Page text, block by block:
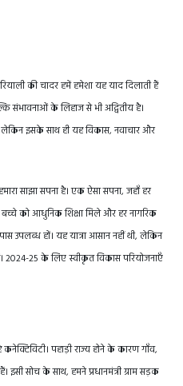
की चादर हमें हमेशा यह याद दिलाती हैं
संभावनाओं के लिहाज से भी अद्वितीय है।
लेकिन इसके साथ ही यह विकास, नवाचार और
साझा सपना है। एक ऐसा सपना, जहाँ हर
को आधुनिक शिक्षा मिले और हर नागरिक
उपलब्ध हों। यह यात्रा आसान नहीं थी, लेकिन
2024-25 के लिए स्वीकृत विकास परियोजनाएँ
पहाड़ी राज्य होने के कारण गाँव,
सोच के साथ, हमने प्रधानमंत्री ग्राम सड़क